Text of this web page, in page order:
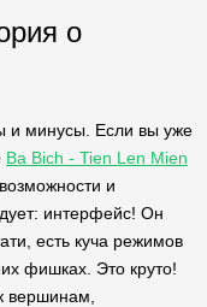
о
и минусы. Если вы уже
Ba Bich - Tien Len Mien
и
интерфейс! Он
есть куча режимов
фишках. Это круто!
вершинам,